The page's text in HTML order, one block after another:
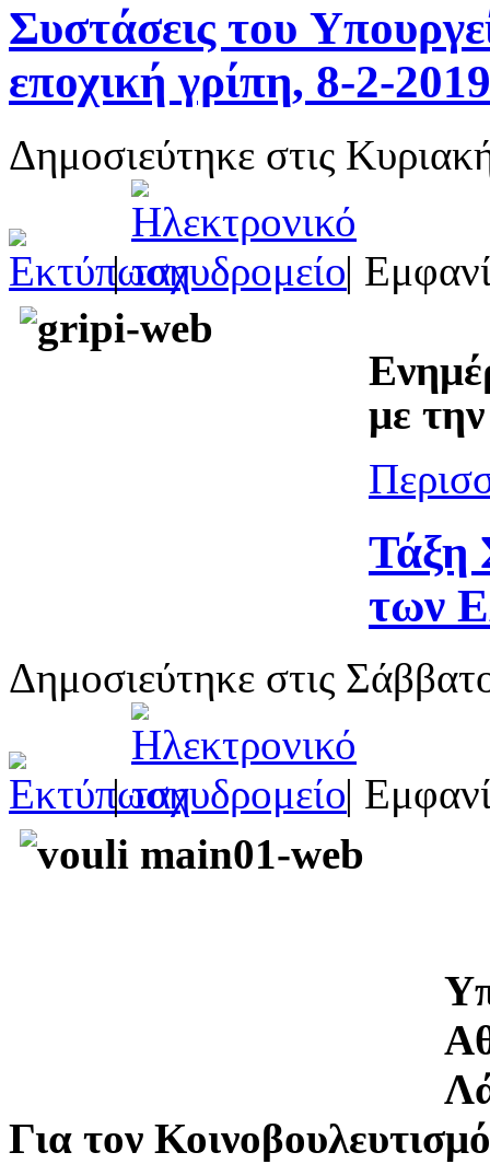
Συστάσεις του
εποχική γρίπη, 8-2-2019
Δημοσιεύτηκε στις
| |
με
Τάξη
των
Δημοσιεύτηκε στις
| |
Για τον